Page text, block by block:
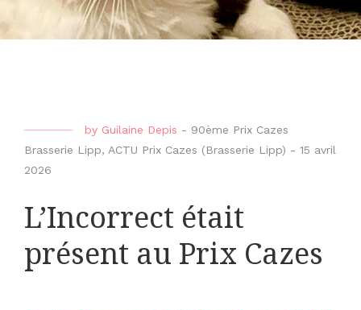
by Guilaine Depis - 90ème Prix Cazes
Brasserie Lipp, ACTU Prix Cazes (Brasserie Lipp) - 15 avril
2026
L’Incorrect était
présent au Prix Cazes